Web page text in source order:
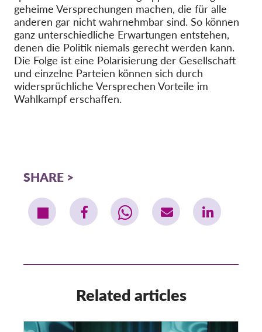
geheime Versprechungen machen, die für alle
anderen gar nicht wahrnehmbar sind. So können
ganz unterschiedliche Erwartungen entstehen,
denen die Politik niemals gerecht werden kann.
Die Folge ist eine Polarisierung der Gesellschaft
und einzelne Parteien können sich durch
widersprüchliche Versprechen Vorteile im
Wahlkampf erschaffen.
SHARE
Related articles